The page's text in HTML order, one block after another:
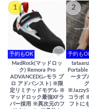
1
予約もOK
MadRock(マッドロッ
ク) Remora Pro
ADVANCED(レモラ プ
ロ アドバンスト) ※限
定リミテッドモデル ※
マッドロック最強XFラ
バー採用 ※異次元のフ
2
予約も
ータブ
コラボ
フトに